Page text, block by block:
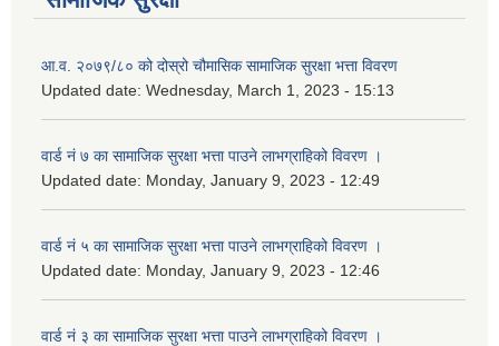
आ.व. २०७९/८० को दोस्रो चौमासिक सामाजिक सुरक्षा भत्ता विवरण
Updated date: Wednesday, March 1, 2023 - 15:13
वार्ड नं ७ का सामाजिक सुरक्षा भत्ता पाउने लाभग्राहिको विवरण ।
Updated date: Monday, January 9, 2023 - 12:49
वार्ड नं ५ का सामाजिक सुरक्षा भत्ता पाउने लाभग्राहिको विवरण ।
Updated date: Monday, January 9, 2023 - 12:46
वार्ड नं ३ का सामाजिक सुरक्षा भत्ता पाउने लाभग्राहिको विवरण ।